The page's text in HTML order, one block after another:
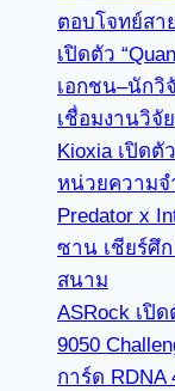
ตอบโจทย์สา
เปิดตัว
เอกชน–นักวิ
เชื่อมงานวิจั
Kioxia เปิดตั
หน่วยความจ
Predator x
ซาน เชียร์ศึ
สนาม
ASRock เปิ
9050
การ์ด RDNA